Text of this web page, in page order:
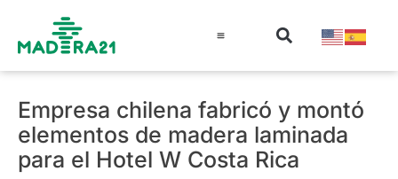
Empresa chilena fabricó y montó
elementos de madera laminada
para el Hotel W Costa Rica